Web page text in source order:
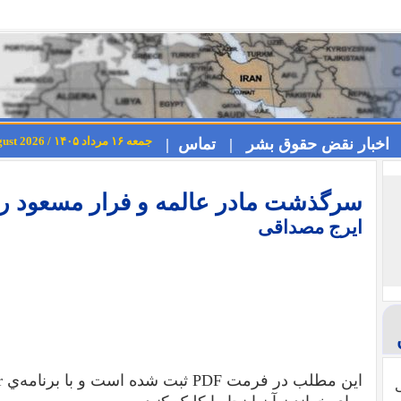
اخبار نقض حقوق بشر | تماس | جمعه ۱۶ مرداد ۱۴۰۵ / Friday 7th August 2026
سرگذشت مادر عالمه و فرار مسعود
ایرج مصداقی
اين مطلب در فرمت PDF ثبت شده است و با برنامه‌ي Acrobat Reader باز مي‌شود.